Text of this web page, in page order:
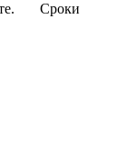
Сроки